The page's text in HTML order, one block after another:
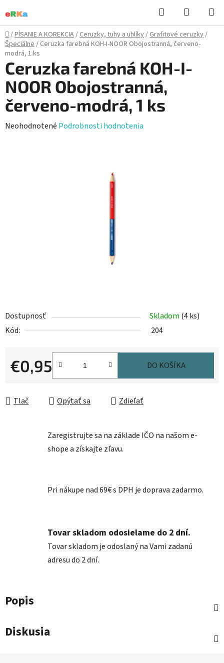
na
obsah
Hľadať
KOŠÍK
Domov
/PÍSANIE A KOREKCIA/Ceruzky, tuhy a uhlíky/Grafitové ceruzky/
Špeciálne/ Ceruzka farebná KOH-I-NOOR Obojostranná, červeno-
modrá, 1 ks
Dostupnosť Skladom (4 ks)
Kód:
204
€0,95
Jednotková cena:
DO KOŠÍKA
Tlač Opýtať sa Zdieľať
Ceruzka farebná KOH-I-
NOOR Obojostranná,
červeno-modrá, 1 ks
Priemerné
Neohodnotené Podrobnosti hodnotenia
Zaregistrujte sa na základe IČO na našom e-
shope a získajte zľavu.
Pri nákupe nad 69€ s DPH je doprava zadarmo.
Tovar skladom odosielame do 2 dní.
Tovar skladom je odoslaný na Vami zadanú
adresu do 2 dní.
Popis
Diskusia